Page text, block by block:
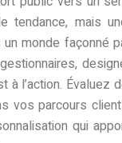
tendance, mais
monde façonné
à l’action. Évaluez
vos parcours
qui